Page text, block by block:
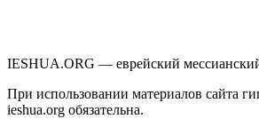
IESHUA.ORG — еврейский
При использовании материалов сайта
ieshua.org обязательна.